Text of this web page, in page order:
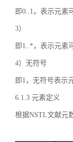
即0..1，表示元素
3）
即1..*，表示元素
4）无符号
即1，无符号表示
6.1.3 元素定义
根据NSTL文献元